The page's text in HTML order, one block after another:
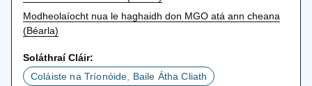
Modheolaíocht nua le haghaidh don MGO atá ann cheana
(Béarla)
Soláthraí Cláir:
Coláiste na Tríonóide, Baile Átha Cliath